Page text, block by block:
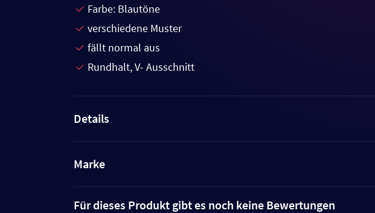
Farbe: Blautöne
verschiedene Muster
fällt normal aus
Rundhalt, V- Ausschnitt
Details
Marke
Für dieses Produkt gibt es noch keine Bewertungen